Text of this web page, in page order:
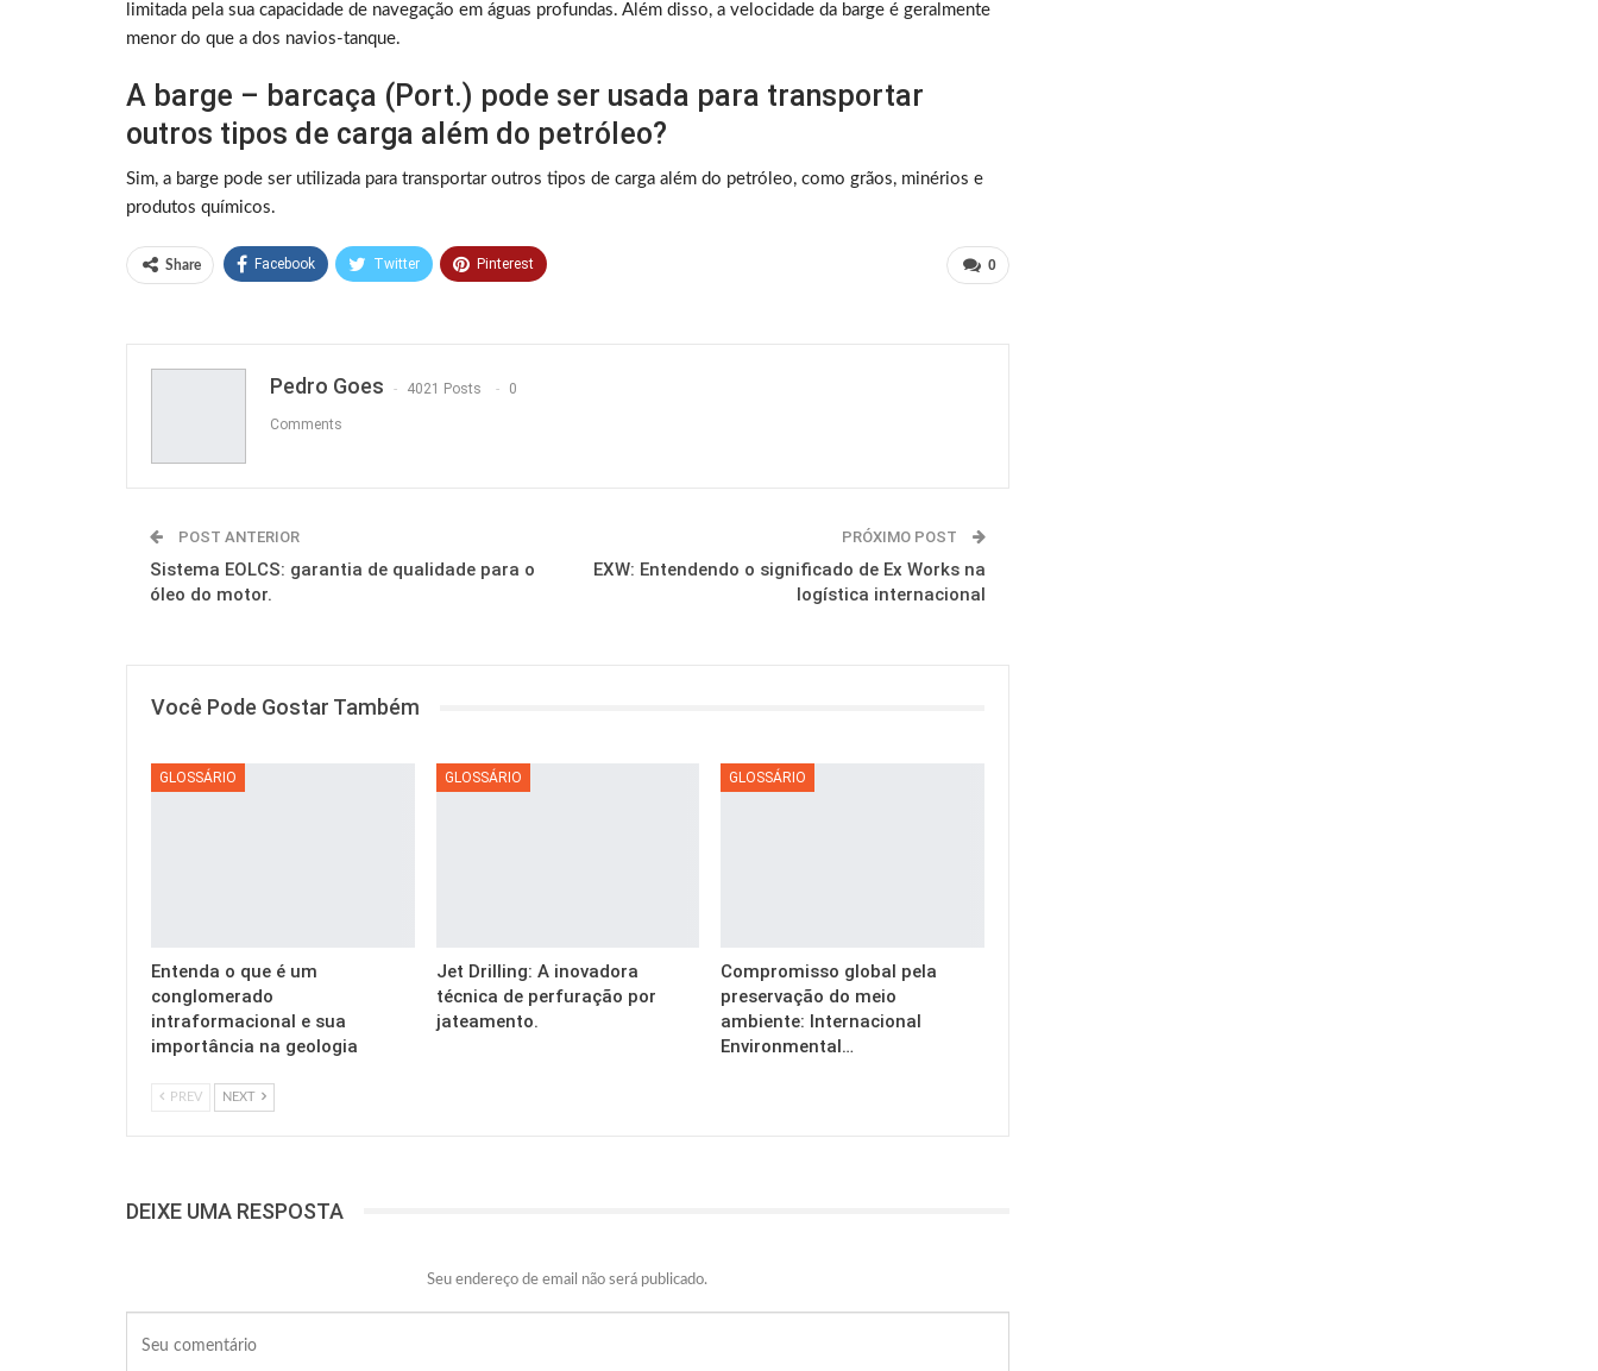
limitada pela sua capacidade de navegação em águas profundas. Além disso, a velocidade da barge é geralmente
menor do que a dos navios-tanque.
A barge – barcaça (Port.) pode ser usada para transportar
outros tipos de carga além do petróleo?
Sim, a barge pode ser utilizada para transportar outros tipos de carga além do petróleo, como grãos, minérios e
produtos químicos.
0
Share Facebook Twitter Pinterest
Pedro Goes 4021 Posts 0
Comments
POST ANTERIOR
Sistema EOLCS: garantia de qualidade para o
óleo do motor.
PRÓXIMO POST
EXW: Entendendo o significado de Ex Works na
logística internacional
Você Pode Gostar Também
GLOSSÁRIO
Entenda o que é um
conglomerado
intraformacional e sua
importância na geologia
GLOSSÁRIO
Jet Drilling: A inovadora
técnica de perfuração por
jateamento.
GLOSSÁRIO
Compromisso global pela
preservação do meio
ambiente: Internacional
Environmental…
PREV NEXT
DEIXE UMA RESPOSTA
Seu endereço de email não será publicado.